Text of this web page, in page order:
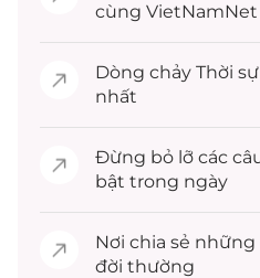
cùng VietNamNet
Dòng chảy Thời sự
nhất
Đừng bỏ lỡ các
bật trong ngày
Nơi chia sẻ
đời thường